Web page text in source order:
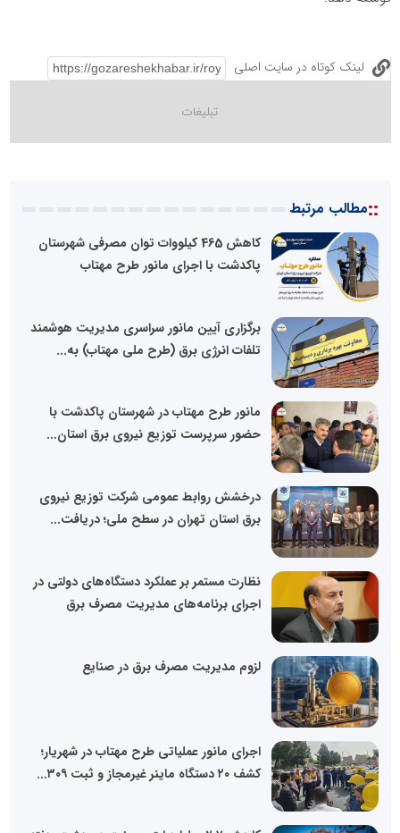
لینک کوتاه در سایت اصلی
::مطالب مرتبط
کاهش 465 کیلووات توان مصرفی شهرستان
پاکدشت با اجرای مانور طرح مهتاب
برگزاری آیین مانور سراسری مدیریت هوشمند
تلفات انرژی برق (طرح ملی مهتاب) به...
مانور طرح مهتاب در شهرستان پاکدشت با
حضور سرپرست توزیع نیروی برق استان...
درخشش روابط عمومی شرکت توزیع نیروی
برق استان تهران در سطح ملی؛ دریافت...
نظارت مستمر بر عملکرد دستگاه‌های دولتی در
اجرای برنامه‌های مدیریت مصرف برق
لزوم مدیریت مصرف برق در صنایع
اجرای مانور عملیاتی طرح مهتاب در شهریار؛
کشف ۲۰ دستگاه ماینر غیرمجاز و ثبت ۳۰۹...